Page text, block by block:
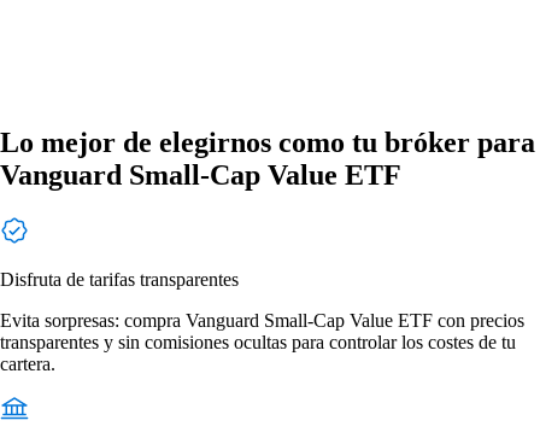
Lo mejor de elegirnos como tu bróker para
Vanguard Small-Cap Value ETF
Disfruta de tarifas transparentes
Evita sorpresas: compra Vanguard Small-Cap Value ETF con precios
transparentes y sin comisiones ocultas para controlar los costes de tu
cartera.